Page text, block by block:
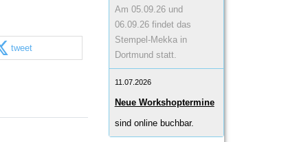
tweet
Am 05.09.26 und
06.09.26 findet das
Stempel-Mekka in
Dortmund statt.
11.07.2026
Neue Workshoptermine
sind online buchbar.